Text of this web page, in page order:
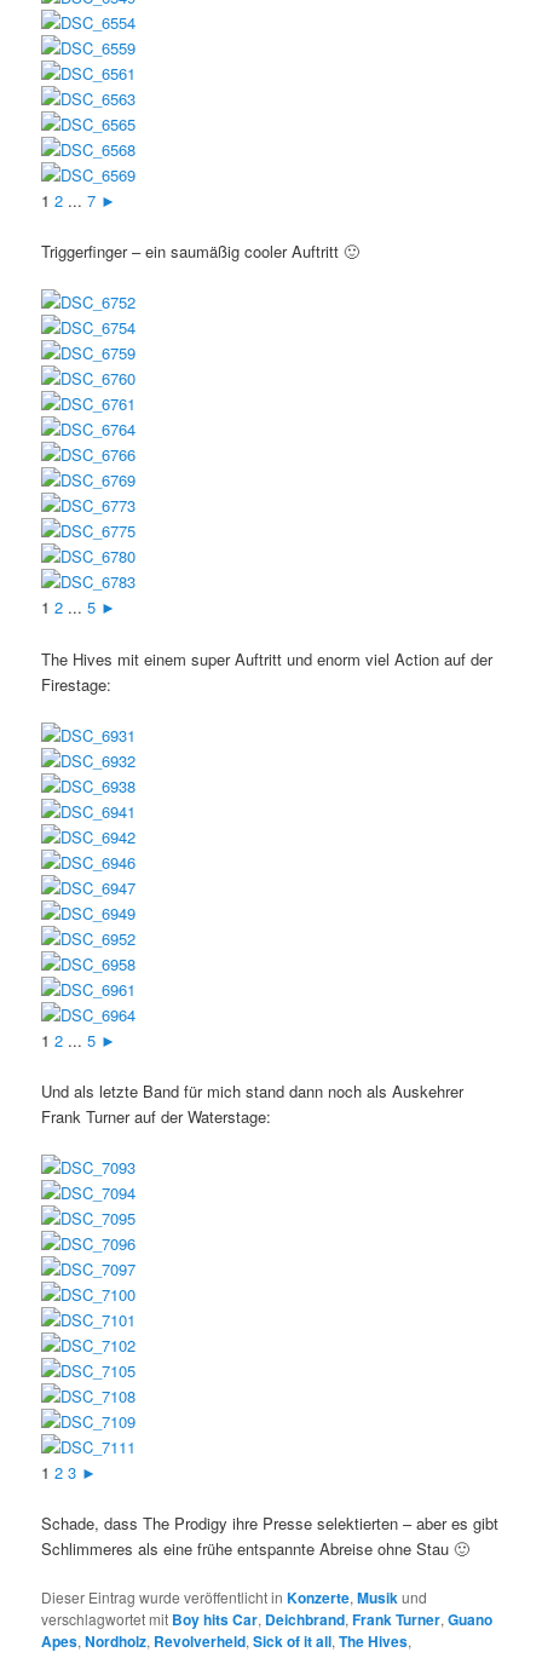
1 2 ... 7 ►
Triggerfinger – ein saumäßig cooler Auftritt 🙂
1 2 ... 5 ►
The Hives mit einem super Auftritt und enorm viel Action auf der
Firestage:
1 2 ... 5 ►
Und als letzte Band für mich stand dann noch als Auskehrer
Frank Turner auf der Waterstage:
1 2 3 ►
Schade, dass The Prodigy ihre Presse selektierten – aber es gibt
Schlimmeres als eine frühe entspannte Abreise ohne Stau 🙂
Dieser Eintrag wurde veröffentlicht inKonzerte,Musikund
verschlagwortet mit Boy hits Car, Deichbrand,Frank Turner,Guano
Apes,Nordholz, Revolverheld,Sick of it all,The Hives,